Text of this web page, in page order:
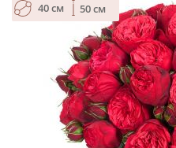
40 см 50 см